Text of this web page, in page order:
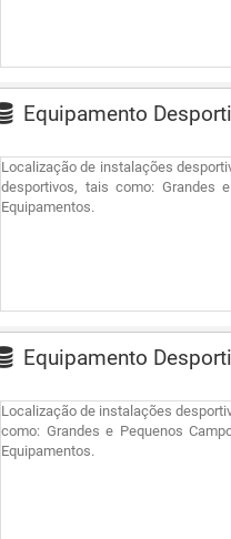
Equipamento
Localização de instalações
desportivos, tais como: Grandes
Equipamentos.
Equipamento
Localização de instalações
como: Grandes e Pequenos
Equipamentos.